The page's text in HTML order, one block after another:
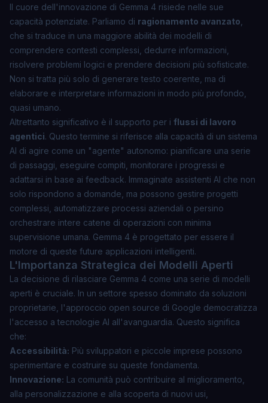
Il cuore dell'innovazione di Gemma 4 risiede nelle sue
capacità potenziate. Parliamo di ragionamento avanzato
che si traduce in una maggiore abilità dei modelli di
comprendere contesti complessi, dedurre informazioni,
risolvere problemi logici e prendere decisioni più sofisticate.
Non si tratta più solo di generare testo coerente, ma di
elaborare e interpretare informazioni in modo più profondo,
quasi umano.
Altrettanto significativo è il supporto per i flussi di lavoro
agentici. Questo termine si riferisce alla capacità di un sistema
AI di agire come un "agente" autonomo: pianificare una serie
di passaggi, eseguire compiti, monitorare i progressi e
adattarsi in base ai feedback. Immaginate assistenti AI che non
solo rispondono a domande, ma possono gestire progetti
complessi, automatizzare processi aziendali o persino
orchestrare intere catene di operazioni con minima
supervisione umana. Gemma 4 è progettato per essere il
motore di queste future applicazioni intelligenti.
L'Importanza Strategica dei Modelli Aperti
La decisione di rilasciare Gemma 4 come una serie di modelli
aperti è cruciale. In un settore spesso dominato da soluzioni
proprietarie, l'approccio open source di Google democratizza
l'accesso a tecnologie AI all'avanguardia. Questo significa
che:
Accessibilità: Più sviluppatori e piccole imprese possono
sperimentare e costruire su queste fondamenta.
Innovazione: La comunità può contribuire al miglioramento,
alla personalizzazione e alla scoperta di nuovi usi,